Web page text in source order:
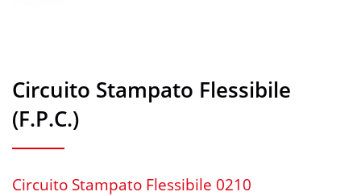
Circuito Stampato Flessibile
(F.P.C.)
Circuito Stampato Flessibile 0210